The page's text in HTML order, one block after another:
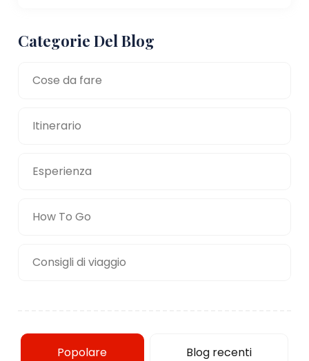
Categorie Del Blog
Cose da fare
Itinerario
Esperienza
How To Go
Consigli di viaggio
Popolare Blog recenti